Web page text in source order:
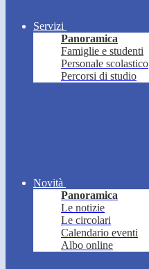
Servizi
Panoramica
Famiglie e studenti
Personale scolastico
Percorsi di studio
Novità
Panoramica
Le notizie
Le circolari
Calendario eventi
Albo online